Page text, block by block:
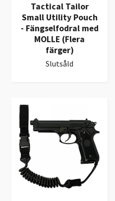
Tactical Tailor
Small Utility Pouch
- Fängselfodral med
MOLLE (Flera
färger)
Slutsåld